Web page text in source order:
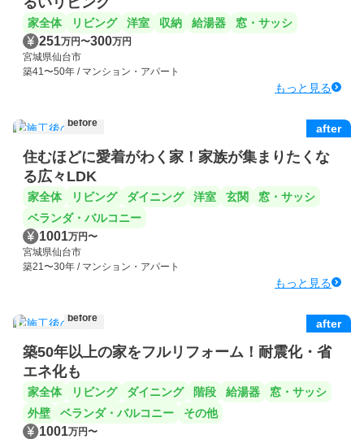
家全体 リビング 洋室 収納 給湯器 窓・サッシ
251万円〜300万円
宮城県仙台市
築41〜50年 / マンション・アパート
もっと見る
after
before
住むほどに愛着がわく家！家族が集まりたくな
る広々LDK
家全体 リビング ダイニング 洋室 玄関
窓・サッシ
ベランダ・バルコニー
1001万円〜
宮城県仙台市
築21〜30年 / マンション・アパート
もっと見る
after
before
築50年以上の家をフルリフォーム！耐震化・省
エネ化も
家全体 リビング ダイニング 階段 給湯器
窓・サッシ
外壁
ベランダ・バルコニー その他
1001万円〜